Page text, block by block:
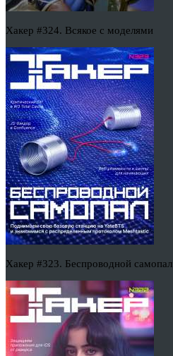
Хакер #324. Всякое с моделями
Хакер #323. Беспроводной самопал